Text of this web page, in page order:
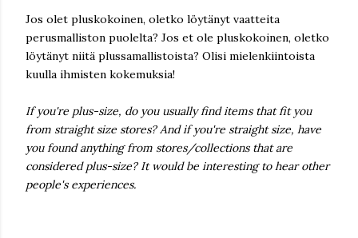
Jos olet pluskokoinen, oletko löytänyt vaatteita
perusmalliston puolelta? Jos et ole pluskokoinen, oletko
löytänyt niitä plussamallistoista? Olisi mielenkiintoista
kuulla ihmisten kokemuksia!
If you're plus-size, do you usually find items that fit you
from straight size stores? And if you're straight size, have
you found anything from stores/collections that are
considered plus-size? It would be interesting to hear other
people's experiences.